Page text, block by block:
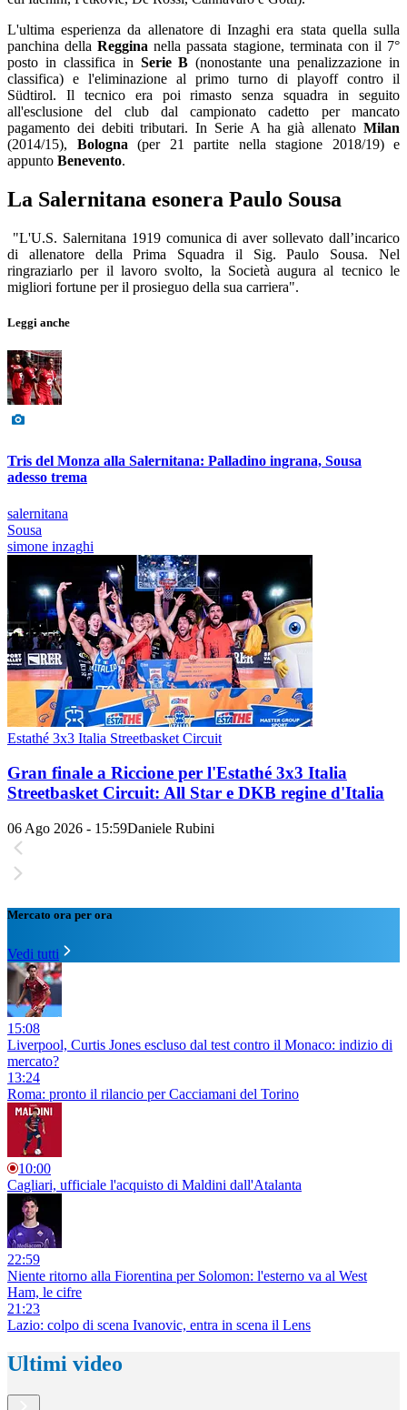
L'ultima esperienza da allenatore di Inzaghi era stata quella sulla
panchina dellaReggina nella passata stagione, terminata con il 7°
posto in classifica in Serie B (nonostante una penalizzazione in
classifica) e l'eliminazione al primo turno di playoff contro il
Südtirol. Il tecnico era poi rimasto senza squadra in seguito
all'esclusione del club dal campionato cadetto per mancato
pagamento dei debiti tributari. In Serie A ha già allenato Milan
(2014/15), Bologna (per 21 partite nella stagione 2018/19) e
appunto Benevento.
La Salernitana esonera Paulo Sousa
"L'U.S. Salernitana 1919 comunica di aver sollevato dall’incarico
di allenatore della Prima Squadra il Sig. Paulo Sousa. Nel
ringraziarlo per il lavoro svolto, la Società augura al tecnico le
migliori fortune per il prosieguo della sua carriera".
Leggi anche
Tris del Monza alla Salernitana: Palladino ingrana, Sousa
adesso trema
salernitana
Sousa
simone inzaghi
Estathé 3x3 Italia Streetbasket Circuit
Gran finale a Riccione per l'Estathé 3x3 Italia
Streetbasket Circuit: All Star e DKB regine d'Italia
06 Ago 2026 - 15:59Daniele Rubini
Mercato ora per ora
Vedi tutti
15:08
Liverpool, Curtis Jones escluso dal test contro il Monaco: indizio di
mercato?
13:24
Roma: pronto il rilancio per Cacciamani del Torino
10:00
Cagliari, ufficiale l'acquisto di Maldini dall'Atalanta
22:59
Niente ritorno alla Fiorentina per Solomon: l'esterno va al West
Ham, le cifre
21:23
Lazio: colpo di scena Ivanovic, entra in scena il Lens
Ultimi video